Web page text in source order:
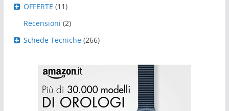
OFFERTE (11)
Recensioni (2)
Schede Tecniche (266)